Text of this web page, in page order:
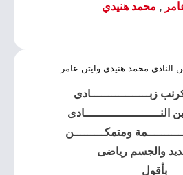
, محمد هنيدي
محمد هنيدي وايتن عامر
زبـــــــــــــــــادى
ومتمكـــــــــن
والجسم رياضى
بأقول